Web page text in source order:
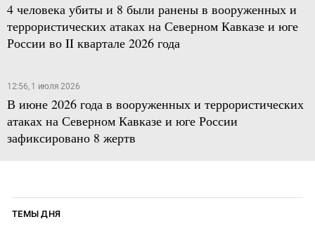
4 человека убиты и 8 были ранены в вооруженных и
террористических атаках на Северном Кавказе и юге
России во II квартале 2026 года
12:56, 1 июля 2026
В июне 2026 года в вооруженных и террористических
атаках на Северном Кавказе и юге России
зафиксировано 8 жертв
ТЕМЫ ДНЯ